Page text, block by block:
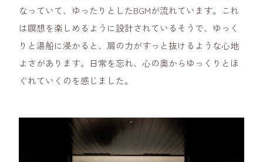
なっていて、ゆったりとしたBGMが流れています。これ
は瞑想を楽しめるように設計されているそうで、ゆっく
りと湯船に浸かると、肩の力がすっと抜けるような心地
よさがあります。日常を忘れ、心の奥からゆっくりとほ
ぐれていくのを感じました。